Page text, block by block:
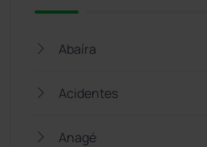
Abaíra
Acidentes
Anagé